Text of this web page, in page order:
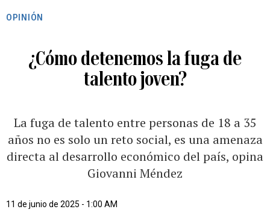
OPINIÓN
¿Cómo detenemos la fuga de
talento joven?
La fuga de talento entre personas de 18 a 35
años no es solo un reto social, es una amenaza
directa al desarrollo económico del país, opina
Giovanni Méndez
11 de junio de 2025 - 1:00 AM